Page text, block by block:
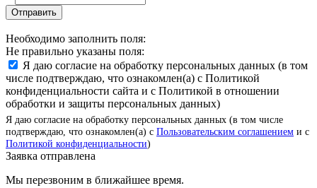
Отправить
Необходимо заполнить поля:
Не правильно указаны поля:
Я даю согласие на обработку персональных данных (в том
числе подтверждаю, что ознакомлен(а) с Политикой
конфиденциальности сайта и с Политикой в отношении
обработки и защиты персональных данных)
Я даю согласие на обработку персональных данных (в том числе
подтверждаю, что ознакомлен(а) с Пользовательским соглашением и с
Политикой конфиденциальности)
Заявка отправлена
Мы перезвоним в ближайшее время.